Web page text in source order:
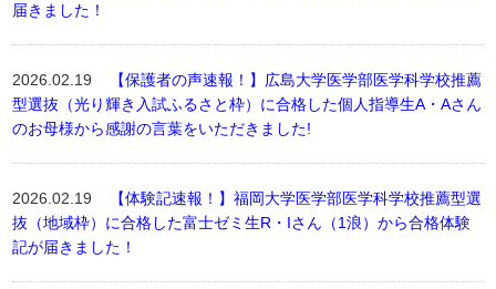
届きました！
2026.02.19
【保護者の声速報！】広島大学医学部医学科学校推薦
型選抜（光り輝き入試ふるさと枠）に合格した個人指導生A・Aさん
のお母様から感謝の言葉をいただきました!
2026.02.19
【体験記速報！】福岡大学医学部医学科学校推薦型選
抜（地域枠）に合格した富士ゼミ生R・Iさん（1浪）から合格体験
記が届きました！